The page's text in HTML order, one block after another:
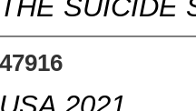
THE SUICIDE
47916
USA 2021